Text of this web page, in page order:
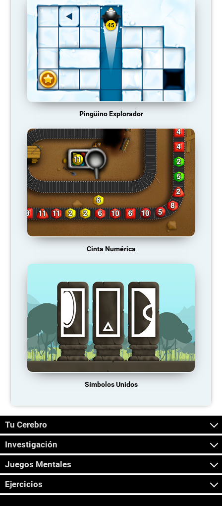
Pingüino Explorador
Cinta Numérica
Símbolos Unidos
Tu Cerebro
Investigación
Juegos Mentales
Ejercicios